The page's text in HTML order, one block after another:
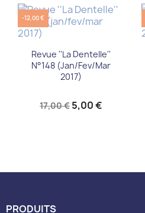
Revue ''La Dentelle''
N°148 (jan/fev/mar
2017)
17,00 € 5,00 €
-12,00 €
PRODUITS